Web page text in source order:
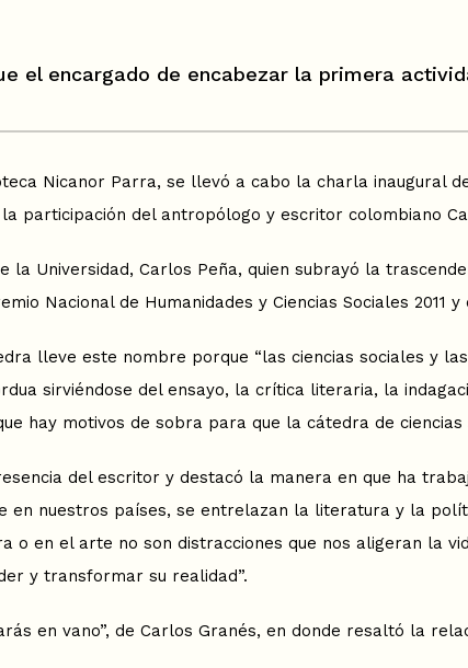
el encargado de encabezar la primera
Nicanor Parra, se llevó a cabo la charla inaugural
participación del antropólogo y escritor colombiano
Universidad, Carlos Peña, quien subrayó la
Nacional de Humanidades y Ciencias Sociales 2011
lleve este nombre porque “las ciencias sociales y
sirviéndose del ensayo, la crítica literaria, la
hay motivos de sobra para que la cátedra de
del escritor y destacó la manera en que ha
en nuestros países, se entrelazan la literatura y la
o en el arte no son distracciones que nos aligeran la
y transformar su realidad”.
en vano”, de Carlos Granés, en donde resaltó la